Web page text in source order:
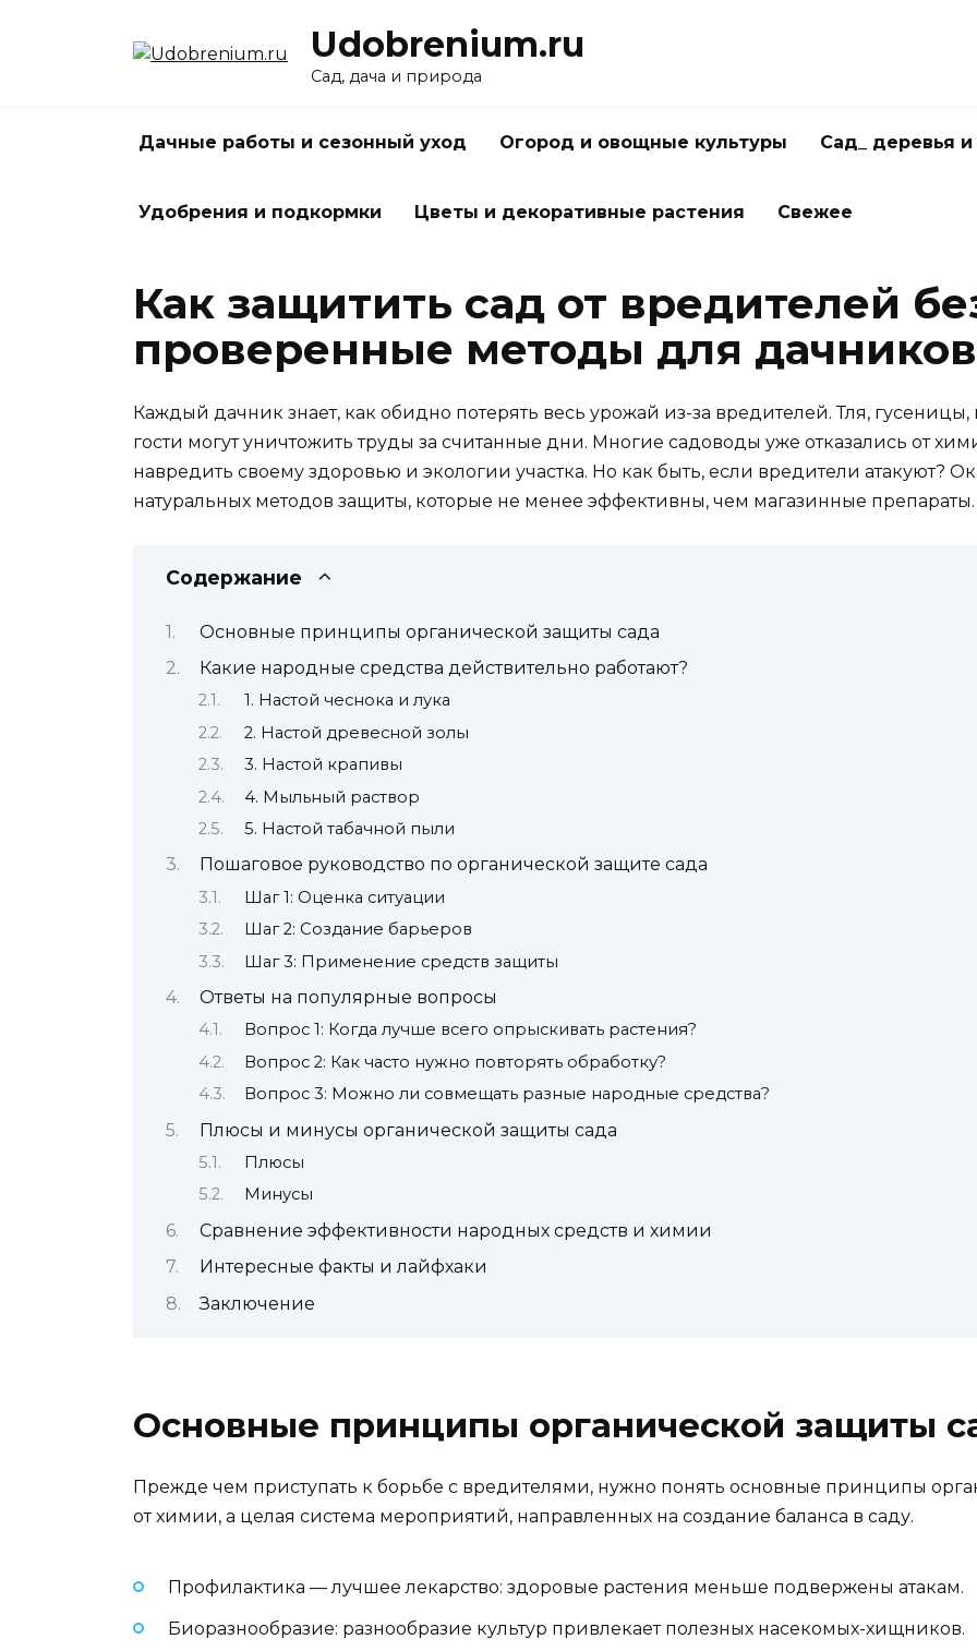
Udobrenium.ru
Сад, дача и природа
Дачные работы и сезонный уход Огород и овощные культуры Сад_ деревья и
Удобрения и подкормки Цветы и декоративные растения Свежее
Как защитить сад от вредителей
проверенные методы для дачников
Каждый дачник знает, как обидно потерять весь урожай из-за вредителей. Тля,
гости могут уничтожить труды за считанные дни. Многие садоводы уже отказались от
навредить своему здоровью и экологии участка. Но как быть, если вредители атакуют?
натуральных методов защиты, которые не менее эффективны, чем магазинные препараты.
Содержание
Основные принципы органической защиты сада
Какие народные средства действительно работают?
1. Настой чеснока и лука
2. Настой древесной золы
3. Настой крапивы
4. Мыльный раствор
5. Настой табачной пыли
Пошаговое руководство по органической защите сада
Шаг 1: Оценка ситуации
Шаг 2: Создание барьеров
Шаг 3: Применение средств защиты
Ответы на популярные вопросы
Вопрос 1: Когда лучше всего опрыскивать растения?
Вопрос 2: Как часто нужно повторять обработку?
Вопрос 3: Можно ли совмещать разные народные средства?
Плюсы и минусы органической защиты сада
Плюсы
Минусы
Сравнение эффективности народных средств и химии
Интересные факты и лайфхаки
Заключение
Основные принципы органической защиты
Прежде чем приступать к борьбе с вредителями, нужно понять основные принципы
от химии, а целая система мероприятий, направленных на создание баланса в саду.
Профилактика — лучшее лекарство: здоровые растения меньше подвержены атакам.
Биоразнообразие: разнообразие культур привлекает полезных насекомых-хищников.